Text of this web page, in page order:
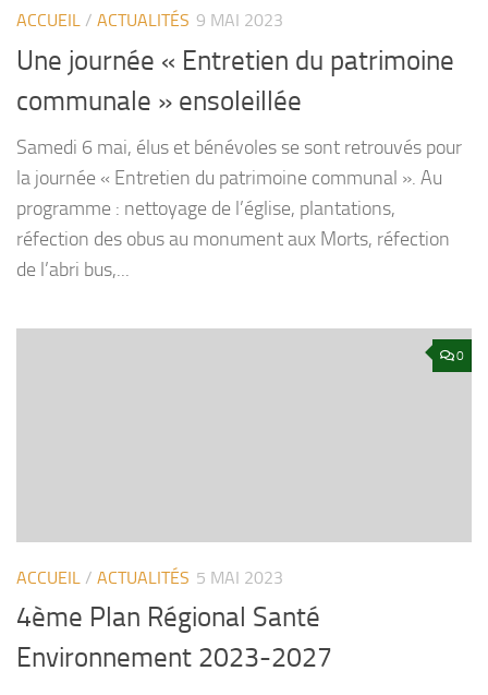
ACCUEIL / ACTUALITÉS 9 MAI 2023
Une journée « Entretien du patrimoine
communale » ensoleillée
Samedi 6 mai, élus et bénévoles se sont retrouvés pour
la journée « Entretien du patrimoine communal ». Au
programme : nettoyage de l’église, plantations,
réfection des obus au monument aux Morts, réfection
de l’abri bus,...
0
ACCUEIL / ACTUALITÉS 5 MAI 2023
4ème Plan Régional Santé
Environnement 2023-2027